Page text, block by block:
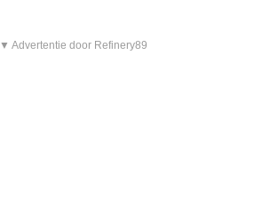
▼ Advertentie door Refinery89